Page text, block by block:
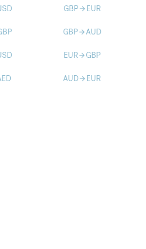
GBParrow_forward EUR
GBParrow_forwardAUD
EURarrow_forward GBP
AUDarrow_forward EUR